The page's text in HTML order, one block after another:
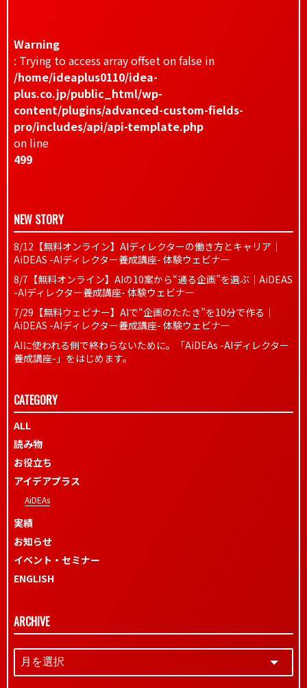
Warning
: Trying to access array offset on false in
/home/ideaplus0110/idea-
plus.co.jp/public_html/wp-
content/plugins/advanced-custom-fields-
pro/includes/api/api-template.php
on line
499
NEW STORY
8/12【無料オンライン】AIディレクターの働き方とキャリア｜
AiDEAS -AIディレクター養成講座- 体験ウェビナー
8/7【無料オンライン】AIの10案から“通る企画”を選ぶ｜AiDEAS
-AIディレクター養成講座- 体験ウェビナー
7/29【無料ウェビナー】AIで“企画のたたき”を10分で作る｜
AiDEAS -AIディレクター養成講座- 体験ウェビナー
AIに使われる側で終わらないために。「AiDEAs -AIディレクター
養成講座-」をはじめます。
CATEGORY
ALL
読み物
お役立ち
アイデアプラス
AiDEAs
実績
お知らせ
イベント・セミナー
ENGLISH
ARCHIVE